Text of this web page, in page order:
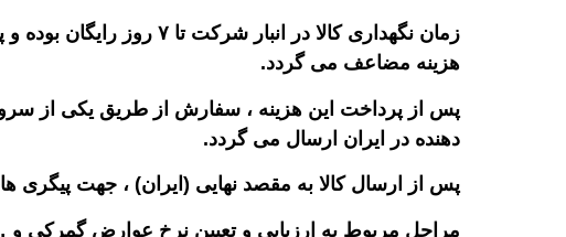
زمان نگهداری کالا در
هزینه مضاعف می گردد.
دهنده در ایران ارسال می گردد.
پس از ارسال کالا به مقصد نهایی (ایران) ، جهت
مراحل مربوط به ارزیابی و تعیین نرخ عوارض گمرکی